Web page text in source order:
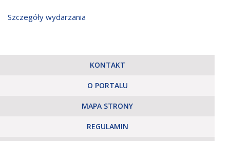
Szczegóły wydarzania
KONTAKT
O PORTALU
MAPA STRONY
REGULAMIN